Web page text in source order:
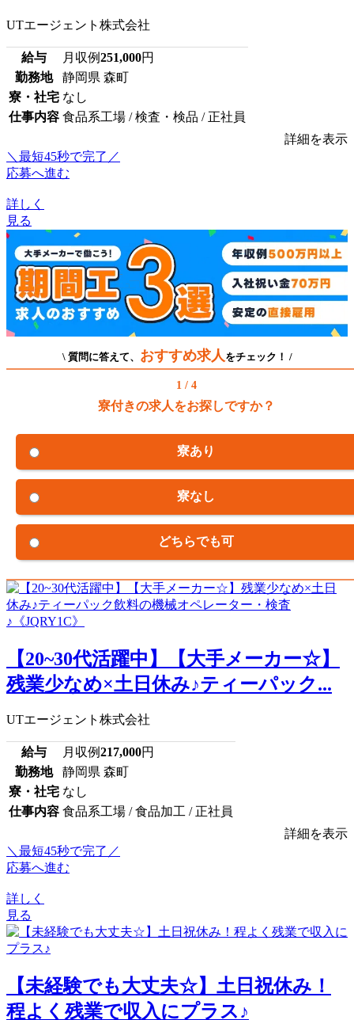
UTエージェント株式会社
給与 月収例251,000円
勤務地
静岡県 森町
寮・社宅 なし
仕事内容 食品系工場 / 検査・検品 / 正社員
詳細を表示
＼最短45秒で完了／
応募へ進む
詳しく
見る
\ 質問に答えて、 おすすめ求人 をチェック！ /
1 / 4
寮付きの求人をお探しですか？
寮あり
寮なし
どちらでも可
【20~30代活躍中】【大手メーカー☆】
残業少なめ×土日休み♪ティーパック...
UTエージェント株式会社
給与 月収例217,000円
勤務地
静岡県 森町
寮・社宅 なし
仕事内容 食品系工場 / 食品加工 / 正社員
詳細を表示
＼最短45秒で完了／
応募へ進む
詳しく
見る
【未経験でも大丈夫☆】土日祝休み！
程よく残業で収入にプラス♪